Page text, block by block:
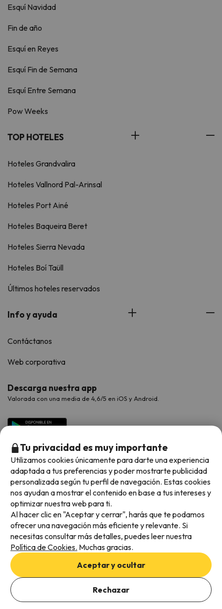
Añade las fechas para comprobar la disponibilidad
Añadir fechas
Esquí Navidad
Fin de año
Esquí en Reyes
Esquí Fin de Semana
Esquí Entre Semana
Pow Weeks
TOP HOTELES
Hoteles Grandvalira
Hoteles Vallnord Pal-Arinsal
Hoteles Port Ainé
Hoteles Baqueira Beret
Hoteles Sierra Nevada
Hoteles Boí Taüll
Últimos hoteles reservados
Info y ayuda
Contáctanos
Web corporativa
Descarga nuestra app
Valorada con una media de 4,6/5 en iOS y Android.
Métodos de pago disponibles
Condiciones generales
Privacidad de datos
Política de cookies
Tu privacidad es muy importante
Utilizamos cookies únicamente para darte una experiencia
adaptada a tus preferencias y poder mostrarte publicidad
personalizada según tu perfil de navegación. Estas cookies
nos ayudan a mostrar el contenido en base a tus intereses y
optimizar nuestra web para ti.
Al hacer clic en "Aceptar y cerrar", harás que te podamos
ofrecer una navegación más eficiente y relevante. Si
necesitas consultar más detalles, puedes leer nuestra
Política de Cookies. Muchas gracias.
Aceptar y ocultar
Rechazar